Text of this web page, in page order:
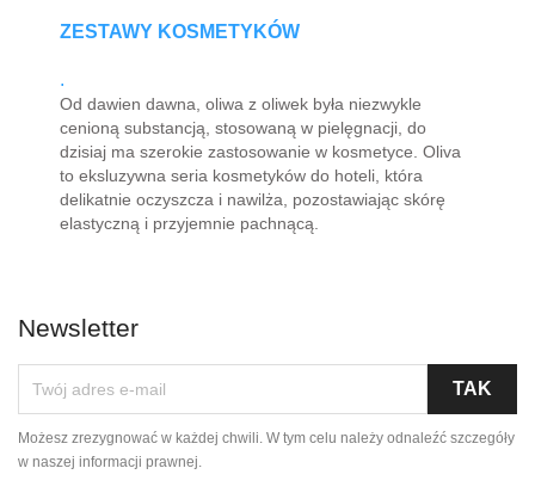
ZESTAWY KOSMETYKÓW
.
Od dawien dawna, oliwa z oliwek była niezwykle
cenioną substancją, stosowaną w pielęgnacji, do
dzisiaj ma szerokie zastosowanie w kosmetyce. Oliva
to eksluzywna seria kosmetyków do hoteli, która
delikatnie oczyszcza i nawilża, pozostawiając skórę
elastyczną i przyjemnie pachnącą.
Newsletter
Możesz zrezygnować w każdej chwili. W tym celu należy odnaleźć szczegóły
w naszej informacji prawnej.